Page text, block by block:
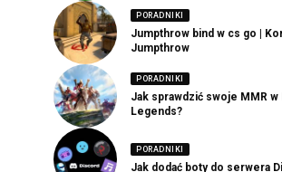
PORADNIKI
Jumpthrow bind w cs go |
Jumpthrow
PORADNIKI
Jak sprawdzić swoje MMR
Legends?
PORADNIKI
Jak dodać boty do serwera